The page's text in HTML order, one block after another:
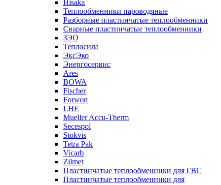
Hisaka
Теплообменники пароводяные
Разборные пластинчатые теплообменники
Сварные пластинчатые теплообменники
ЗЭО
Теплосила
ЭксЭко
Энергосервис
Ares
BOWA
Fischer
Forwon
LHE
Mueller Accu-Therm
Secespol
Stokvis
Tetra Pak
Vicarb
Zilmet
Пластинчатые теплообменники для ГВС
Пластинчатые теплообменники для